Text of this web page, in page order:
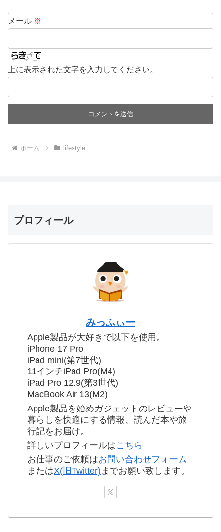
メール ※
上に表示された文字を入力してください。
ホーム lifestyle
プロフィール
みっふぃー
Apple製品が大好きで以下を使用。
iPhone 17 Pro
iPad mini(第7世代)
11インチiPad Pro(M4)
iPad Pro 12.9(第3世代)
MacBook Air 13(M2)
Apple製品を始めガジェットのレビューや
暮らしを快適にする情報、読んだ本や旅
行記をお届け。
詳しいプロフィールはこちら
お仕事のご依頼はお問い合わせフォーム
またはX(旧Twitter) までお願い致します。